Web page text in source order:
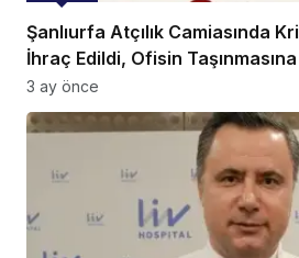
Şanlıurfa Atçılık Camiasında
İhraç Edildi, Ofisin
3 ay önce